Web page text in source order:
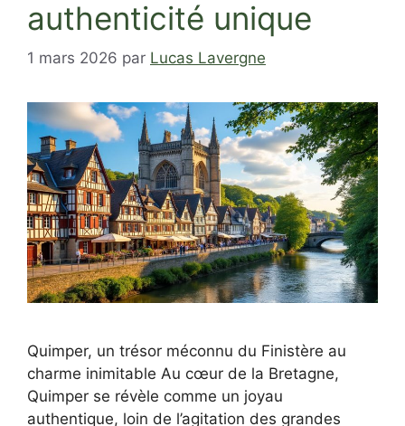
authenticité unique
1 mars 2026 par Lucas Lavergne
Quimper, un trésor méconnu du Finistère au
charme inimitable Au cœur de la Bretagne,
Quimper se révèle comme un joyau
authentique, loin de l’agitation des grandes